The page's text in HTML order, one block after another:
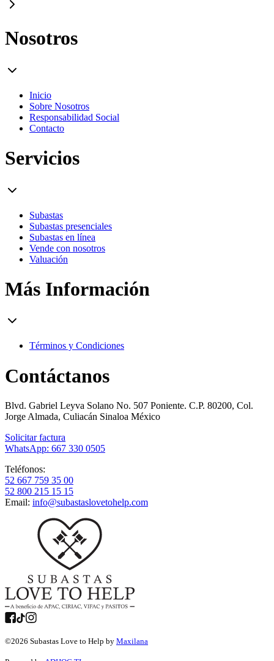
Nosotros
Inicio
Sobre Nosotros
Responsabilidad Social
Contacto
Servicios
Subastas
Subastas presenciales
Subastas en línea
Vende con nosotros
Valuación
Más Información
Términos y Condiciones
Contáctanos
Blvd. Gabriel Leyva Solano No. 507 Poniente. C.P. 80200, Col.
Jorge Almada, Culiacán Sinaloa México
Solicitar factura
WhatsApp: 667 330 0505
Teléfonos:
52 667 759 35 00
52 800 215 15 15
Email: info@subastaslovetohelp.com
©2026 Subastas Love to Help by Maxilana